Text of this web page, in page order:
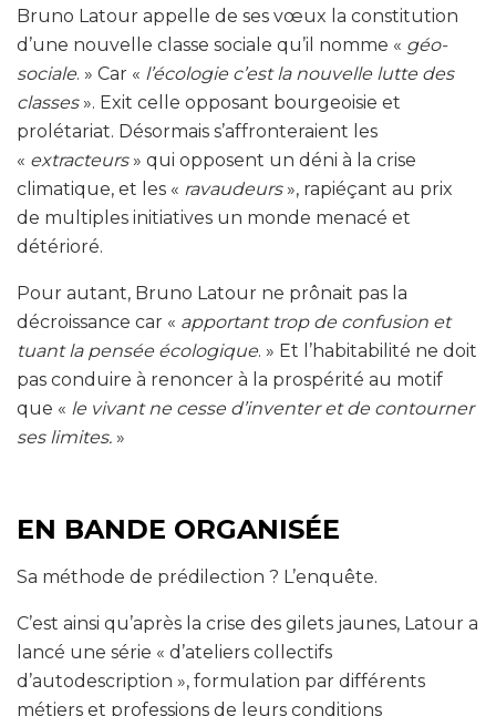
Bruno Latour appelle de ses vœux la constitution
d’une nouvelle classe sociale qu’il nomme « géo-
sociale. » Car « l’écologie c’est la nouvelle lutte des
classes». Exit celle opposant bourgeoisie et
prolétariat. Désormais s’affronteraient les
« extracteurs» qui opposent un déni à la crise
climatique, et les « ravaudeurs», rapiéçant au prix
de multiples initiatives un monde menacé et
détérioré.
Pour autant, Bruno Latour ne prônait pas la
décroissance car « apportant trop de confusion et
tuant la pensée écologique. » Et l’habitabilité ne doit
pas conduire à renoncer à la prospérité au motif
que « le vivant ne cesse d’inventer et de contourner
ses limites. »
EN BANDE ORGANISÉE
Sa méthode de prédilection ? L’enquête.
C’est ainsi qu’après la crise des gilets jaunes, Latour a
lancé une série « d’ateliers collectifs
d’autodescription », formulation par différents
métiers et professions de leurs conditions